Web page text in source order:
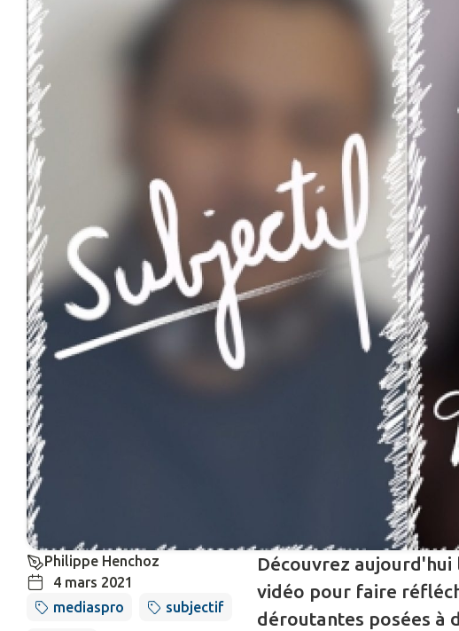
Philippe Henchoz
4 mars 2021
mediaspro
subjectif
Découvrez aujourd'hui
vidéo pour faire
déroutantes posées à